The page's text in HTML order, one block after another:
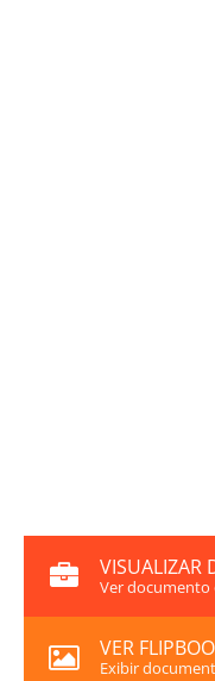
VISUALIZAR
Ver documento
VER
Exibir